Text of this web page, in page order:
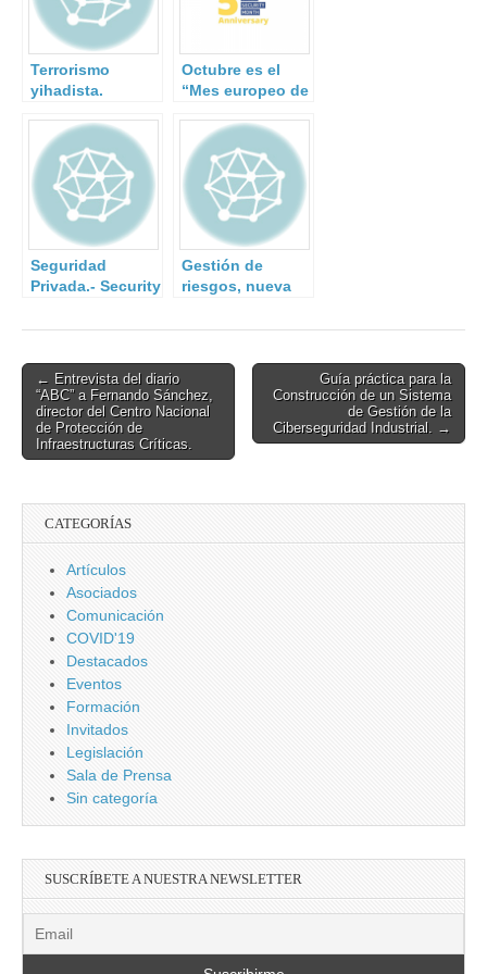
Terrorismo
yihadista.
Octubre es el
“Mes europeo de
Ciberseguridad”
Seguridad
Privada.- Security
Gestión de
riesgos, nueva
norma ISO 31000.
Post
navigation
← Entrevista del diario
“ABC” a Fernando Sánchez,
director del Centro Nacional
de Protección de
Infraestructuras Críticas.
Guía práctica para la
Construcción de un Sistema
de Gestión de la
Ciberseguridad Industrial. →
CATEGORÍAS
Artículos
Asociados
Comunicación
COVID'19
Destacados
Eventos
Formación
Invitados
Legislación
Sala de Prensa
Sin categoría
SUSCRÍBETE A NUESTRA NEWSLETTER